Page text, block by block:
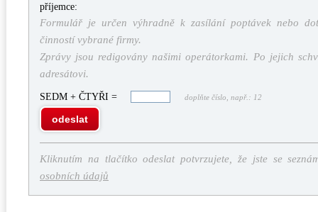
příjemce:
Formulář je určen výhradně k zasílání poptávek nebo
činností vybrané firmy.
Zprávy jsou redigovány našimi operátorkami. Po jejich
adresátovi.
SEDM + ČTYŘI = doplňte číslo, např.: 12
odeslat
Kliknutím na tlačítko odeslat potvrzujete, že jste se
osobních údajů